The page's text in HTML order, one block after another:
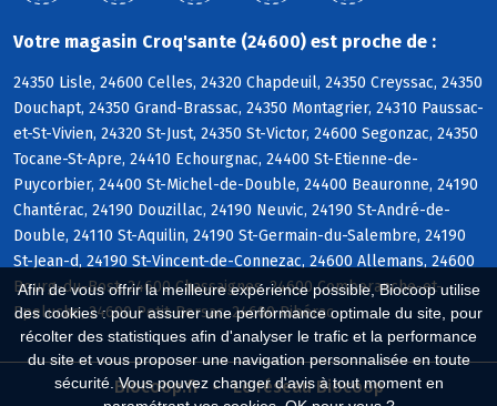
Afin de vous offrir la meilleure expérience possible, Biocoop utilise
des cookies : pour assurer une performance optimale du site, pour
récolter des statistiques afin d'analyser le trafic et la performance
du site et vous proposer une navigation personnalisée en toute
sécurité. Vous pouvez changer d'avis à tout moment en
Votre magasin Croq'sante (24600) est proche de :
24350 Lisle, 24600 Celles, 24320 Chapdeuil, 24350 Creyssac, 24350
Douchapt, 24350 Grand-Brassac, 24350 Montagrier, 24310 Paussac-
et-St-Vivien, 24320 St-Just, 24350 St-Victor, 24600 Segonzac, 24350
Tocane-St-Apre, 24410 Echourgnac, 24400 St-Etienne-de-
Puycorbier, 24400 St-Michel-de-Double, 24400 Beauronne, 24190
Chantérac, 24190 Douzillac, 24190 Neuvic, 24190 St-André-de-
Double, 24110 St-Aquilin, 24190 St-Germain-du-Salembre, 24190
St-Jean-d, 24190 St-Vincent-de-Connezac, 24600 Allemans, 24600
Bourg-du-Bost, 24600 Chassaignes, 24600 Comberanche-et-
Epeluche, 24600 Petit-Bersac, 24600 Ribérac
Biocoop.fr Le réseau Biocoop